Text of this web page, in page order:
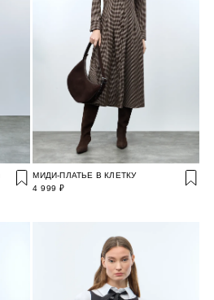
МИДИ-ПЛАТЬЕ В КЛЕТКУ
4 999 ₽